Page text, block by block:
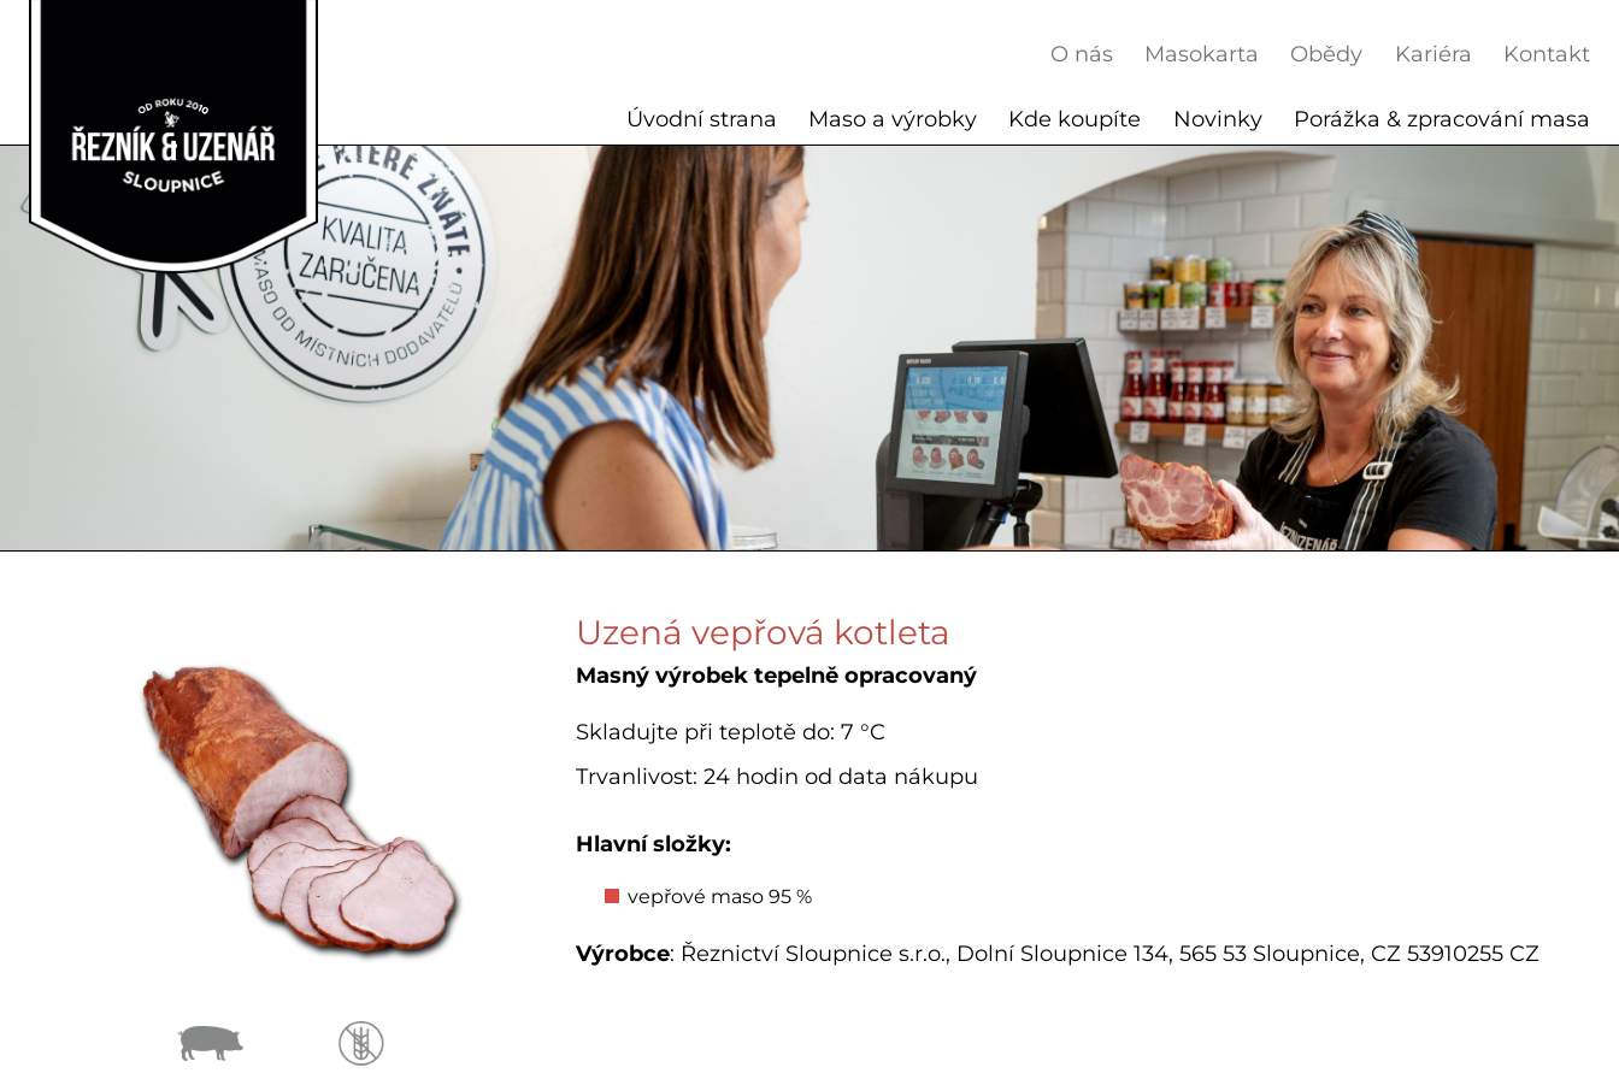
O nás Masokarta Obědy Kariéra Kontakt
Úvodní strana Maso a výrobky Kde koupíte Novinky Porážka & zpracování masa
Uzená vepřová kotleta
Masný výrobek tepelně opracovaný
Skladujte při teplotě do: 7 °C
Trvanlivost: 24 hodin od data nákupu
Hlavní složky:
vepřové maso 95 %
Výrobce: Řeznictví Sloupnice s.r.o., Dolní Sloupnice 134, 565 53 Sloupnice, CZ 53910255 CZ